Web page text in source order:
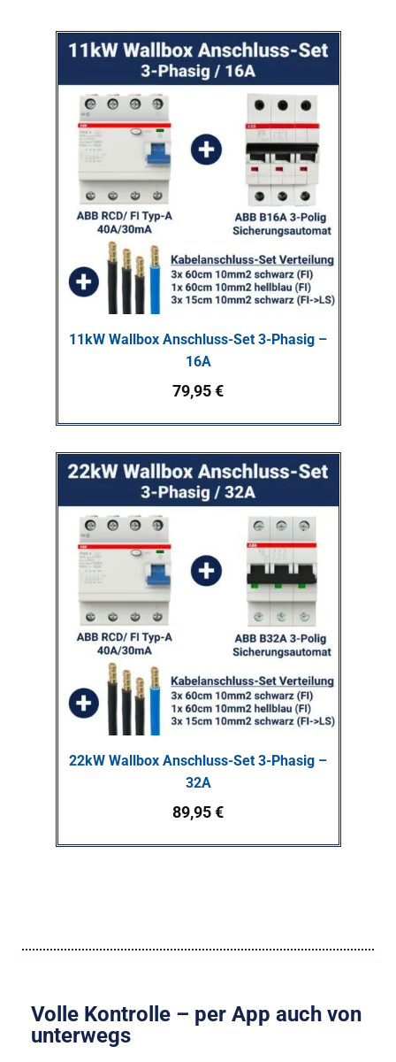
11kW Wallbox Anschluss-Set 3-Phasig –
16A
79,95€
22kW Wallbox Anschluss-Set 3-Phasig –
32A
89,95€
Volle Kontrolle – per App auch von
unterwegs